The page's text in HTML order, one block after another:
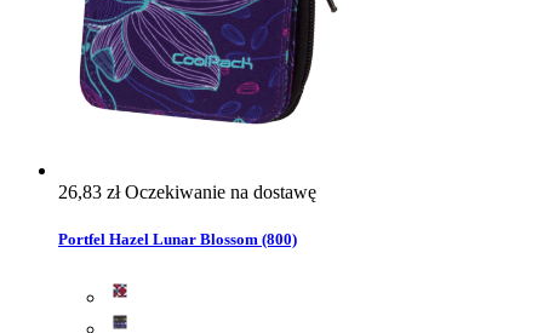
26,83 złOczekiwanie na dostawę
Portfel Hazel Lunar Blossom (800)